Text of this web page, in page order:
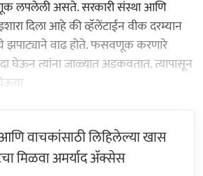
लपलेली असते. सरकारी संस्था आणि
दिला आहे की व्हॅलेंटाईन वीक दरम्यान
झपाट्याने वाढ होते. फसवणूक करणारे
घेऊन त्यांना जाळ्यात अडकवतात. त्यापासून
वाचकांसाठी लिहिलेल्या खास
मिळवा अमर्याद ॲक्सेस